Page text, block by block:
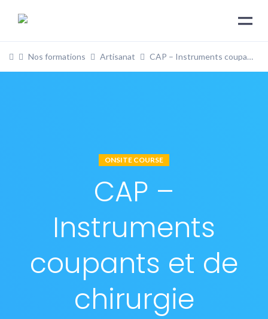
Nos formations Artisanat CAP – Instruments coupants et de chirurgie
ONSITE COURSE
CAP –
Instruments
coupants et de
chirurgie